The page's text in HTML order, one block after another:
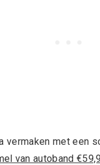
vermaken met een
van autoband